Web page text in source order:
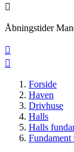

Åbningstider


Forside
Haven
Drivhuse
Halls
Halls